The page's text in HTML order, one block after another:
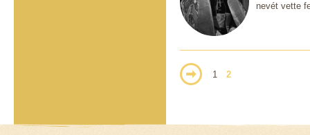
nevét vette
1 2